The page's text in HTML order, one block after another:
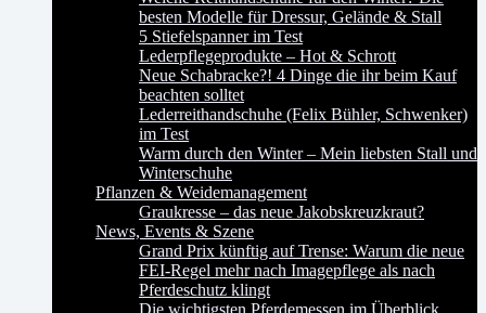
besten Modelle für Dressur, Gelände & Stall
5 Stiefelspanner im Test
Lederpflegeprodukte – Hot & Schrott
Neue Schabracke?! 4 Dinge die ihr beim Kauf
beachten solltet
Lederreithandschuhe (Felix Bühler, Schwenker)
im Test
Warm durch den Winter – Mein liebsten Stall und
Winterschuhe
Pflanzen & Weidemanagement
Graukresse – das neue Jakobskreuzkraut?
News, Events & Szene
Grand Prix künftig auf Trense: Warum die neue
FEI-Regel mehr nach Imagepflege als nach
Pferdeschutz klingt
Die wichtigsten Pferdemessen im Überblick